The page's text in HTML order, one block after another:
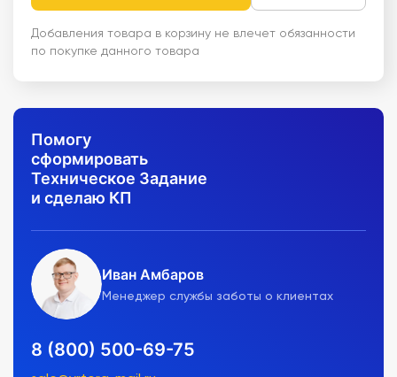
Добавления товара в корзину не влечет обязанности
по покупке данного товара
Помогу
сформировать
Техническое Задание
и сделаю КП
Иван Амбаров
Менеджер службы заботы о клиентах
8 (800) 500-69-75